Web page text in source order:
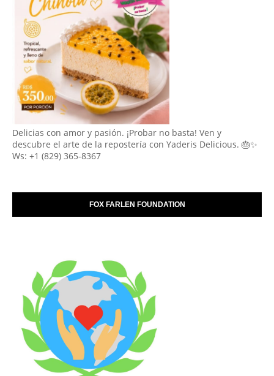
Delicias con amor y pasión. ¡Probar no basta! Ven y
descubre el arte de la repostería con Yaderis Delicious. 🎂✨
Ws: +1 (829) 365-8367
FOX FARLEN FOUNDATION